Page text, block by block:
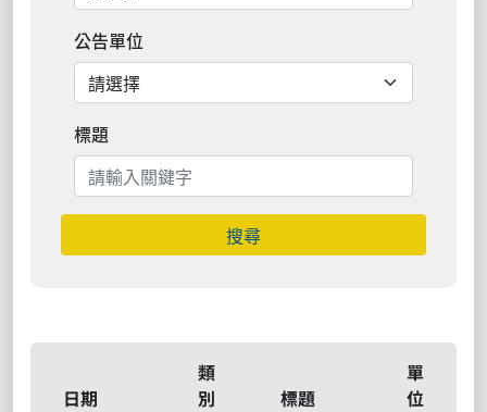
公告單位
標題
搜尋
日期
類
別
標題
單
位